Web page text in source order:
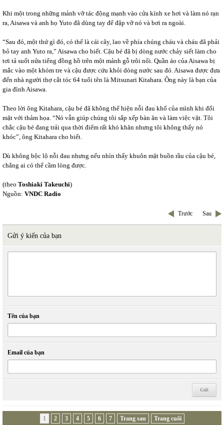
Khi một trong những mảnh vỡ tác động mạnh vào cửa kính xe hơi và làm nó rạn
ra, Aisawa và anh họ Yuto đã dùng tay để đập vỡ nó và bơi ra ngoài.
“Sau đó, một thứ gì đó, có thể là cái cây, lao về phía chúng cháu và cháu đã phải
bỏ tay anh Yuto ra,” Aisawa cho biết. Cậu bé đã bị dòng nước chảy siết làm cho
tơi tả suốt nửa tiếng đồng hồ trên một mảnh gỗ trôi nổi. Quần áo của Aisawa bị
mắc vào một khóm tre và cậu được cứu khỏi dòng nước sau đó. Aisawa được đưa
đến nhà người thợ cắt tóc 64 tuổi tên là Mitsunari Kitahara. Ông này là bạn của
gia đình Aisawa.
Theo lời ông Kitahara, cậu bé đã không thể hiện nỗi đau khổ của mình khi đối
mặt với thảm họa. “Nó vẫn giúp chúng tôi sắp xếp bàn ăn và làm việc vặt. Tôi
chắc cậu bé đang trải qua thời điểm rất khó khăn nhưng tôi không thấy nó
khóc”, ông Kitahara cho biết.
Dù không bộc lộ nỗi đau nhưng nếu nhìn thấy khuôn mặt buồn rầu của cậu bé,
chẳng ai có thể cầm lòng được.
(theo Toshiaki Takeuchi)
Nguồn: VNDC Radio
Trước Sau
Gửi ý kiến của bạn
Tên của bạn
Email của bạn
1 2 3 4 5 6 7 Trang sau Trang cuối